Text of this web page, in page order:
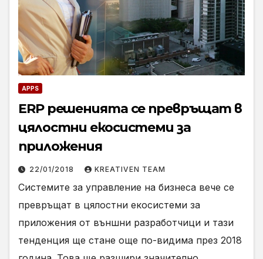
APPS
ERP решенията се превръщат в
цялостни екосистеми за
приложения
22/01/2018 KREATIVEN TEAM
Системите за управление на бизнеса вече се
превръщат в цялостни екосистеми за
приложения от външни разработчици и тази
тенденция ще стане още по-видима през 2018